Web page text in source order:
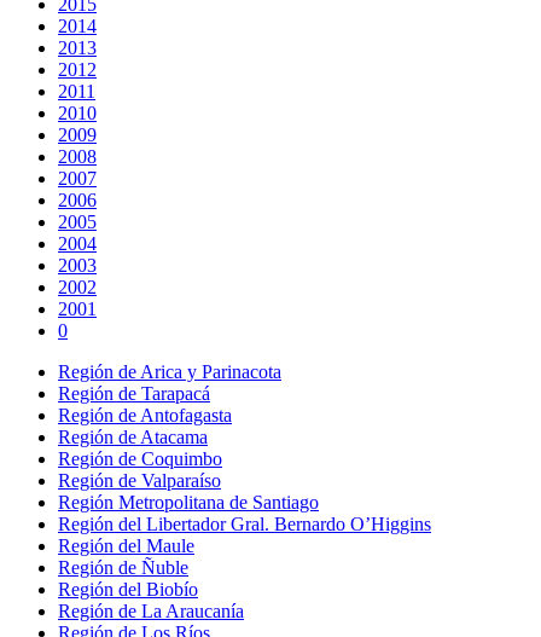
2014
2013
2012
2011
2010
2009
2008
2007
2006
2005
2004
2003
2002
2001
0
Región de Arica y Parinacota
Región de Tarapacá
Región de Antofagasta
Región de Atacama
Región de Coquimbo
Región de Valparaíso
Región Metropolitana de Santiago
Región del Libertador Gral. Bernardo O’Higgins
Región del Maule
Región de Ñuble
Región del Biobío
Región de La Araucanía
Región de Los Ríos